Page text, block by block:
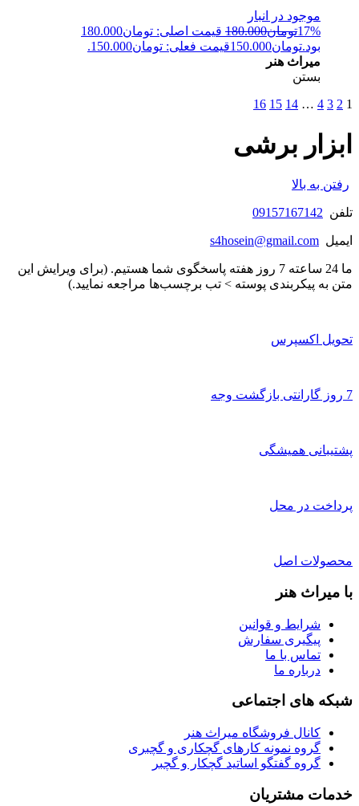
موجود در انبار
17%تومان180.000
قیمت اصلی: تومان180.000
بود.تومان150.000قیمت فعلی: تومان150.000.
میراث هنر
بستن
1
2
3
4
…
14
15
16
ابزار برشی
رفتن به بالا
تلفن 09157167142
ایمیل s4hosein@gmail.com
ما 24 ساعته 7 روز هفته پاسخگوی شما هستیم. (برای ویرایش این
متن به پیکربندی پوسته > تب برچسب‌ها مراجعه نمایید.)
تحویل اکسپرس
7 روز گارانتی بازگشت وجه
پشتیبانی همیشگی
پرداخت در محل
محصولات اصل
با میراث هنر
شرایط و قوانین
پیگیری سفارش
تماس با ما
درباره ما
شبکه های اجتماعی
کانال فروشگاه میراث هنر
گروه نمونه کارهای گچکاری و گچبری
گروه گفتگو اساتید گچکار و گچبر
خدمات مشتریان